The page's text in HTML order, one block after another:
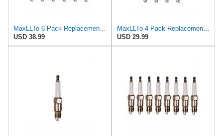
MaxLLTo 6 Pack Replacement 5035 Standard U-Groove Spark Plug for Denso Auto T20PR-U for NGK 2623
USD 38.99
MaxLLTo 4 Pack Replacement 5035 Standard U-Groove Spark Plug for Denso Auto T20PR-U for NGK 2623
USD 29.99